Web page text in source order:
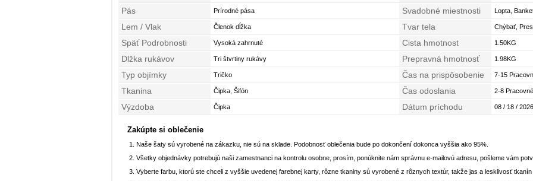
Pás Prírodné pása Svadobné miestnosti Lopta,
Lem / Vlak Členok dĺžka Tvar tela Chýbať,
Späť Podrobnosti Vysoká zahrnuté Cista hmotnost 1.50KG
Dlžka rukávov Tri štvrtiny rukávy Prepravná hmotnosť 1.98KG
Typ objímky Tričko Čas na prispôsobenie 7-15
Tkanina Čipka, Šifón Čas odoslania 2-8 Pracovné
Výzdoba Čipka Dátum príchodu 08 / 18 /
Zakúpte si oblečenie
Naše šaty sú vyrobené na zákazku, nie sú na sklade. Podobnosť oblečenia bude po dokončení dokonca vyššia ako 95%.
Všetky objednávky potrebujú naši zamestnanci na kontrolu osobne, prosím, ponúknite nám správnu e-mailovú adresu, pošleme vám
Vyberte farbu, ktorú ste chceli z vyššie uvedenej farebnej karty, rôzne tkaniny sú vyrobené z rôznych textúr, takže jas a lesklivosť